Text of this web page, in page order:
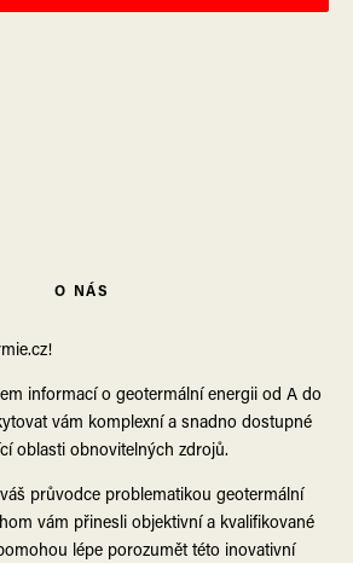
O NÁS
informací o geotermální energii od A do
vám komplexní a snadno dostupné
oblasti obnovitelných zdrojů.
průvodce problematikou geotermální
vám přinesli objektivní a kvalifikované
lépe porozumět této inovativní